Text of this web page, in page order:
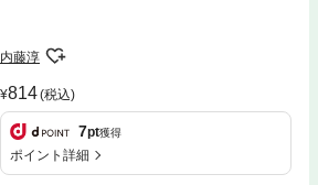
内藤淳
814(税込)
7pt獲得
ポイント詳細